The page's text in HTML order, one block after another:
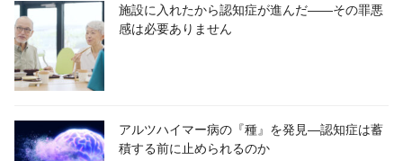
施設に入れたから認知症が進んだ――その罪悪
感は必要ありません
アルツハイマー病の『種』を発見―認知症は蓄
積する前に止められるのか